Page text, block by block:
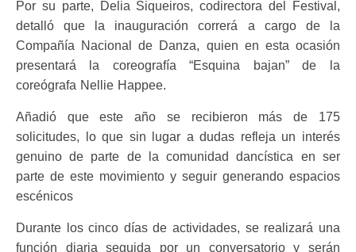
Por su parte, Delia Siqueiros, codirectora del Festival,
detalló que la inauguración correrá a cargo de la
Compañía Nacional de Danza, quien en esta ocasión
presentará la coreografía “Esquina bajan” de la
coreógrafa Nellie Happee.
Añadió que este año se recibieron más de 175
solicitudes, lo que sin lugar a dudas refleja un interés
genuino de parte de la comunidad dancística en ser
parte de este movimiento y seguir generando espacios
escénicos
Durante los cinco días de actividades, se realizará una
función diaria seguida por un conversatorio y serán